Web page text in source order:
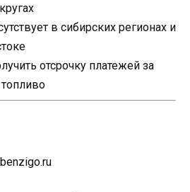
в сибирских регионах и
отсрочку платежей за
benzigo.ru